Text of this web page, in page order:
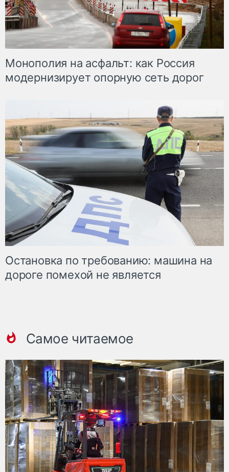
Монополия на асфальт: как Россия
модернизирует опорную сеть дорог
Остановка по требованию: машина на
дороге помехой не является
Самое читаемое